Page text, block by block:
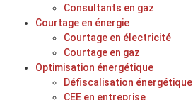
Consultants en gaz
Courtage en énergie
Courtage en électricité
Courtage en gaz
Optimisation énergétique
Défiscalisation énergétique
CEE en entreprise